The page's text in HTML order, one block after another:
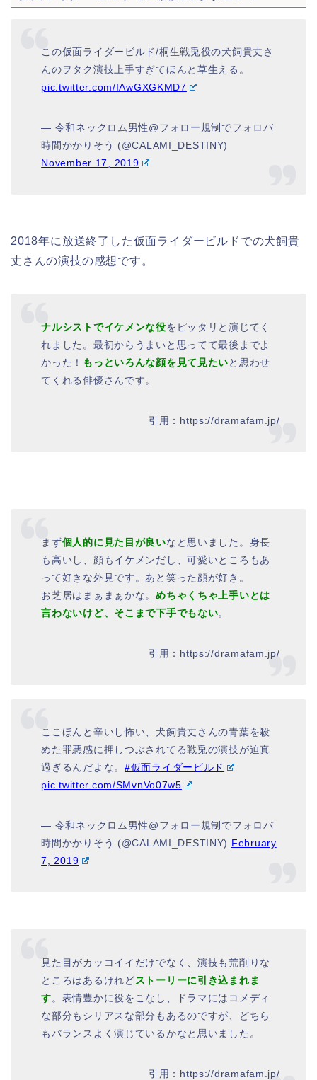
この仮面ライダービルド/桐生戦兎役の犬飼貴丈さ
んのヲタク演技上手すぎてほんと草生える。
pic.twitter.com/IAwGXGKMD7
— 令和ネックロム男性@フォロー規制でフォロバ
時間かかりそう (@CALAMI_DESTINY)
November 17, 2019
2018年に放送終了した仮面ライダービルドでの犬飼貴
丈さんの演技の感想です。
ナルシストでイケメンな役をピッタリと演じてく
れました。最初からうまいと思ってて最後までよ
かった！ もっといろんな顔を見て見たいと思わせ
てくれる俳優さんです。
引用：https://dramafam.jp/
まず個人的に見た目が良いなと思いました。身長
も高いし、顔もイケメンだし、可愛いところもあ
って好きな外見です。あと笑った顔が好き。
お芝居はまぁまぁかな。めちゃくちゃ上手いとは
言わないけど、そこまで下手でもない。
引用：https://dramafam.jp/
ここほんと辛いし怖い、犬飼貴丈さんの青葉を殺
めた罪悪感に押しつぶされてる戦兎の演技が迫真
過ぎるんだよな。 #仮面ライダービルド
pic.twitter.com/SMvnVo07w5
— 令和ネックロム男性@フォロー規制でフォロバ
時間かかりそう (@CALAMI_DESTINY) February
7, 2019
見た目がカッコイイだけでなく、演技も荒削りな
ところはあるけれどストーリーに引き込まれま
す。表情豊かに役をこなし、ドラマにはコメディ
な部分もシリアスな部分もあるのですが、どちら
もバランスよく演じているかなと思いました。
引用：https://dramafam.jp/